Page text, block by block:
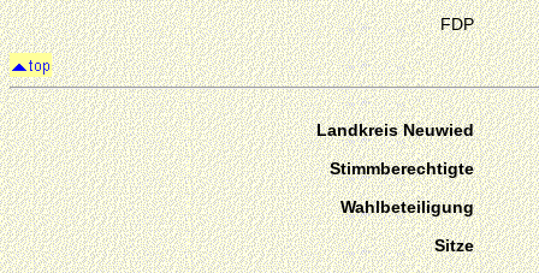
FDP
Landkreis Neuwied
Stimmberechtigte
Wahlbeteiligung
Sitze